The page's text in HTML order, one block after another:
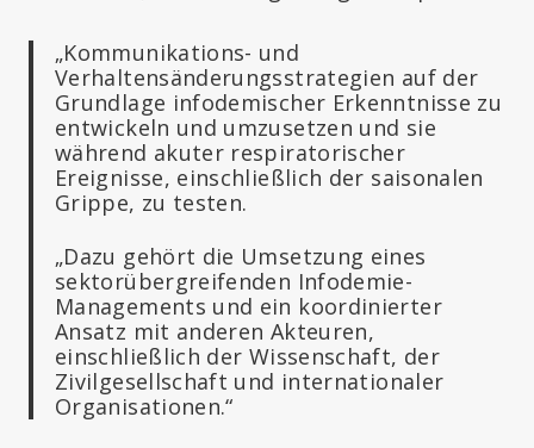
„Kommunikations- und
Verhaltensänderungsstrategien auf der
Grundlage infodemischer Erkenntnisse zu
entwickeln und umzusetzen und sie
während akuter respiratorischer
Ereignisse, einschließlich der saisonalen
Grippe, zu testen.
„Dazu gehört die Umsetzung eines
sektorübergreifenden Infodemie-
Managements und ein koordinierter
Ansatz mit anderen Akteuren,
einschließlich der Wissenschaft, der
Zivilgesellschaft und internationaler
Organisationen.“